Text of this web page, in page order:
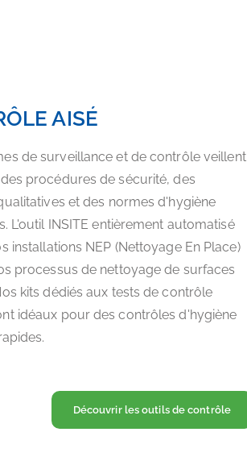
AISÉ
de surveillance et de contrôle veillent
procédures de sécurité, des
et des normes d'hygiène
L'outil INSITE entièrement automatisé
installations NEP (Nettoyage En Place)
processus de nettoyage de surfaces
kits dédiés aux tests de contrôle
idéaux pour des contrôles d'hygiène
Découvrir les outils de contrôle